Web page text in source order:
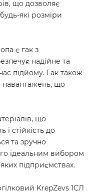
що дозволяє
які розміри
є гак з
надійне та
підйому. Гак також
навантажень, що
що
і стійкість до
та зручно
ідеальним вибором
підприємствах.
KrepZevs 1СЛ